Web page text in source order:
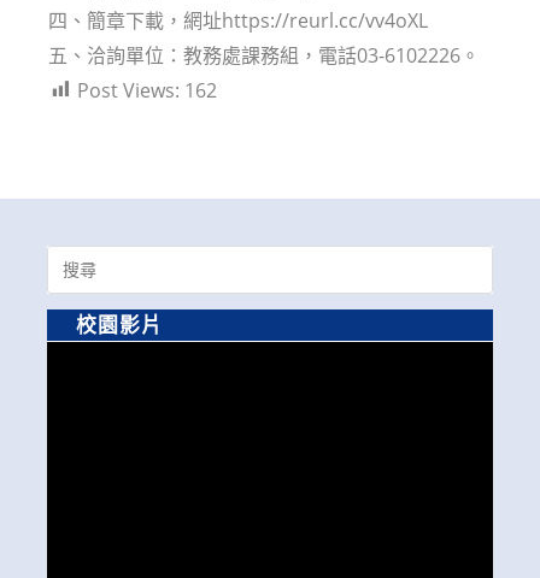
四、簡章下載，網址https://reurl.cc/vv4oXL
五、洽詢單位：教務處課務組，電話03-6102226。
Post Views: 162
Search
for:
校園影片